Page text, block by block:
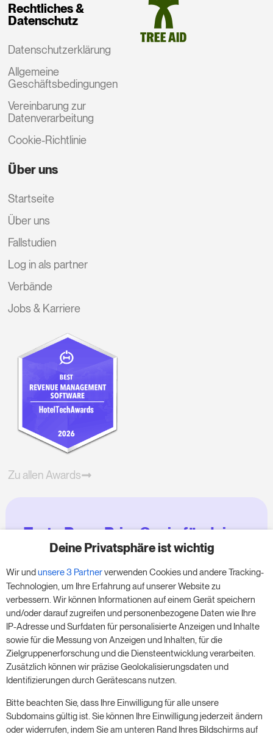
Rechtliches &
Datenschutz
Datenschutzerklärung
Allgemeine
Geschäftsbedingungen
Vereinbarung zur
Datenverarbeitung
Cookie-Richtlinie
Über uns
Startseite
Über uns
Fallstudien
Log in als partner
Verbände
Jobs & Karriere
Zu allen Awards
Teste RoomPriceGenie für deine
Zimmer
Nutze unsere 14-tägige Testversion und steigere
deinen Umsatz jetzt – ganz ohne Verpflichtung.
Buche einen Termin, um deine kostenlose 14-
tägige Testphase zu starten.
Deine Privatsphäre ist wichtig
Wir undunsere 3 Partnerverwenden Cookies und andere Tracking-
Technologien, um Ihre Erfahrung auf unserer Website zu
verbessern. Wir können Informationen auf einem Gerät speichern
und/oder darauf zugreifen und personenbezogene Daten wie Ihre
IP-Adresse und Surfdaten für personalisierte Anzeigen und Inhalte
sowie für die Messung von Anzeigen und Inhalten, für die
Zielgruppenerforschung und die Diensteentwicklung verarbeiten.
Zusätzlich können wir präzise Geolokalisierungsdaten und
Identifizierungen durch Gerätescans nutzen.
Bitte beachten Sie, dass Ihre Einwilligung für alle unsere
Subdomains gültig ist. Sie können Ihre Einwilligung jederzeit ändern
oder widerrufen, indem Sie am unteren Rand Ihres Bildschirms auf